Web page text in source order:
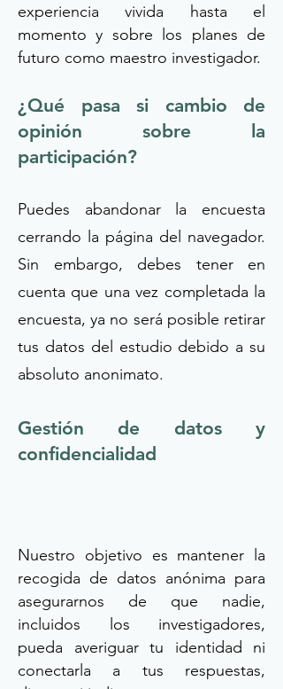
experiencia vivida hasta el
momento y sobre los planes de
futuro como maestro investigador.
¿Qué pasa si cambio de
opinión sobre la
participación?​
Puedes abandonar la encuesta
cerrando la página del navegador.
Sin embargo, debes tener en
cuenta que una vez completada la
encuesta, ya no será posible retirar
tus datos del estudio debido a su
absoluto anonimato.
Gestión de datos y
confidencialidad
Nuestro objetivo es mantener la
recogida de datos anónima para
asegurarnos de que nadie,
incluidos los investigadores,
pueda averiguar tu identidad ni
conectarla a tus respuestas,